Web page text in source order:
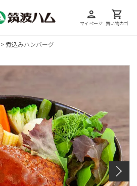
person
マイページ
shopping_cart
買い物カゴ
煮込みハンバーグ